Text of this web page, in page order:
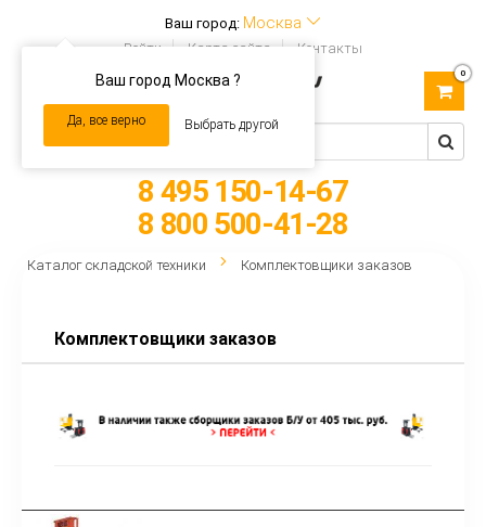
Ваш город: Москва
Ваш город Москва ?
Да, все верно Выбрать другой
Войти Карта сайта Контакты
navigation
0
8 495 150-14-67
8 800 500-41-28
Каталог складской техники Комплектовщики заказов
Комплектовщики заказов